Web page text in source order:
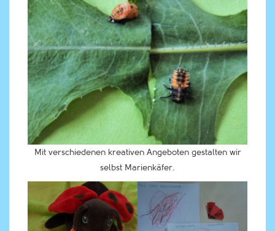
Mit verschiedenen kreativen Angeboten gestalten wir
selbst Marienkäfer.